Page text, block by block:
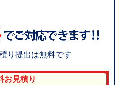
り提出は無料です
お見積り